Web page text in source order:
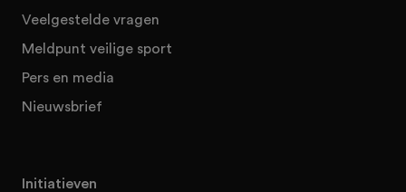
Veelgestelde vragen
Meldpunt veilige sport
Pers en media
Nieuwsbrief
Initiatieven